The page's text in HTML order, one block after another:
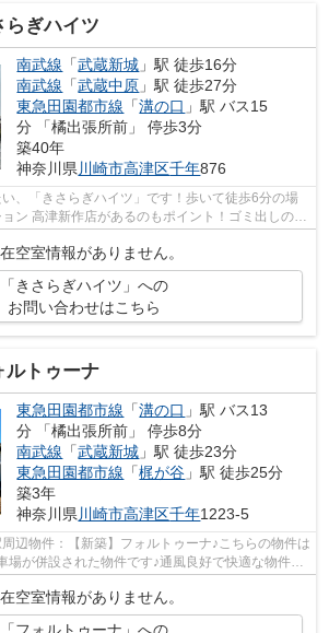
らぎハイツ
南武線 「武蔵新城 」駅 徒歩16分
南武線 「武蔵中原 」駅 徒歩27分
東急田園都市線 「溝の口 」駅 バス15
分 「橘出張所前」 停歩3分
築40年
神奈川県 川崎市高津区千年876
、「きさらぎハイツ」です！歩いて徒歩6分の場
ン 高津新作店があるのもポイント！ゴミ出しの負
空室情報がありません。
「きさらぎハイツ」への
お問い合わせはこちら
ルトゥーナ
東急田園都市線 「溝の口 」駅 バス13
分 「橘出張所前」 停歩8分
南武線 「武蔵新城 」駅 徒歩23分
東急田園都市線 「梶が谷 」駅 徒歩25分
築3年
神奈川県 川崎市高津区千年1223-5
辺物件：【新築】フォルトゥーナ♪こちらの物件は
場が併設された物件です♪通風良好で快適な物件で
を整理して...
空室情報がありません。